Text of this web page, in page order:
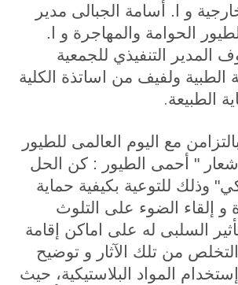
و ا. أسامة الجبالى مدير
الحوامة والمهاجرة و ا.
المدير التنفيذي للجمعية
الطبية ولفيف من اساتذة الكلية
الطبيعة.
مع اليوم العالمى للطيور
" أحمى الطيور : كن الحل
وذلك للتوعية بكيفية حماية
و إلقاء الضوء على التلوث
السلبى له على اماكن إقامة
التخلص من تلك الآثار و توضيح
المواد البلاستيكية، حيث